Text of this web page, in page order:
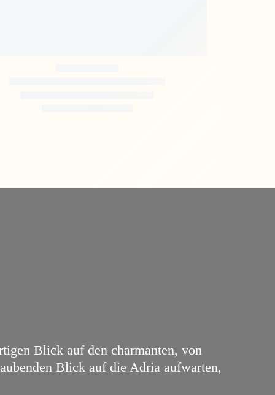
Blick auf den charmanten, von
Blick auf die Adria aufwarten,